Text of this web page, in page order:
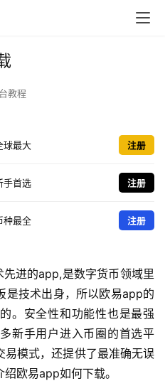
教程
球最大 注册
手首选 注册
种最全 注册
进的app,是数字货币领域里
是技术出身，所以欧易app的
。安全性和功能性也是最强
新手用户进入币圈的首选平
易模式，还提供了最准确无误
欧易app如何下载。